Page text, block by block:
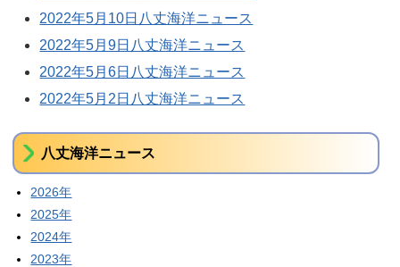
2022年5月10日八丈海洋ニュース
2022年5月9日八丈海洋ニュース
2022年5月6日八丈海洋ニュース
2022年5月2日八丈海洋ニュース
八丈海洋ニュース
2026年
2025年
2024年
2023年